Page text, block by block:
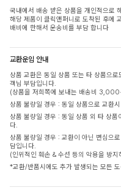
국내에서 배송 받은 상품을 개인적으로
해당 제품이 클릭앤퍼니로 도착된 후에
배비에 한해서 운송비를 부담 합니다
교환운임 안내
상품 교환은 동일 상품 또는 타 상품으
객님 부담입니다.
(상품을 저희쪽에 보내는 배송비
상품 불량일 경우 : 동일 상품으로 교환
상품 불량일 경우 : 동일 상품 외 타 상
다.
상품 불량일 경우 : 교환이 아닌 변심으
담입니다.
(인위적인 훼손 & 수선 등의 악용을 방
*교환/반품시에도 추가 발생되는 모든